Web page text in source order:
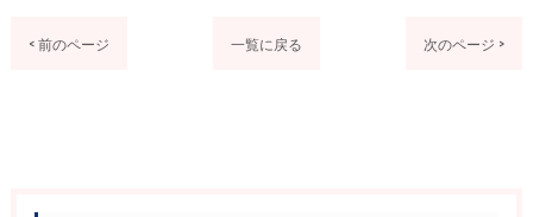
< 前のページ 一覧に戻る 次のページ >